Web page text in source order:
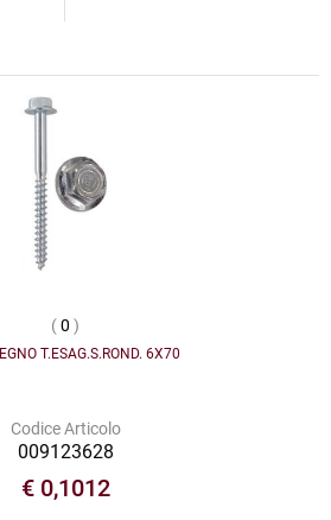
(0 )
T.ESAG.S.ROND. 6X70
Codice Articolo
009123628
€ 0,1012